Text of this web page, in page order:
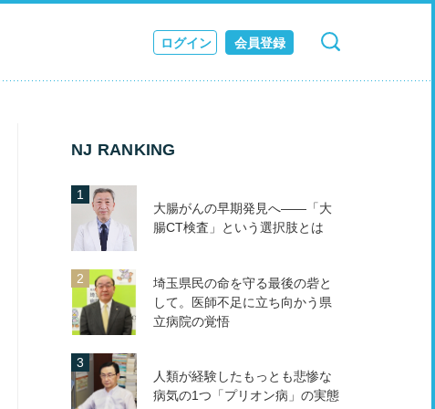
ログイン 会員登録
検索 キャンセル
NJ RANKING
大腸がんの早期発見へ――「大
腸CT検査」という選択肢とは
埼玉県民の命を守る最後の砦と
して。医師不足に立ち向かう県
立病院の覚悟
人類が経験したもっとも悲惨な
病気の1つ「プリオン病」の実態